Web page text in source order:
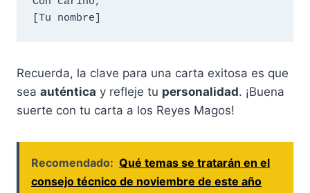
Recuerda, la clave para una carta exitosa es que
sea auténtica y refleje tu personalidad. ¡Buena
suerte con tu carta a los Reyes Magos!
Recomendado: Qué temas se tratarán en el
consejo técnico de noviembre de este año